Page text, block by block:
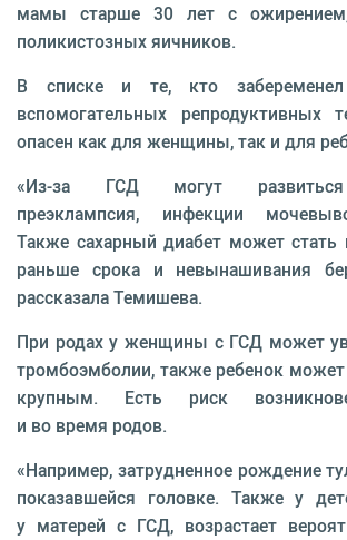
мамы старше 30 лет с
поликистозных яичников.
В списке и те, кто забеременел
вспомогательных репродуктивных
опасен как для женщины, так и для
«Из-за ГСД могут развиться
преэклампсия, инфекции
Также сахарный диабет может стать
раньше срока и невынашивания
рассказала Темишева.
При родах у женщины с ГСД может
тромбоэмболии, также ребенок может
крупным. Есть риск
и во время родов.
«Например, затрудненное рождение
показавшейся головке. Также у
у матерей с ГСД, возрастает